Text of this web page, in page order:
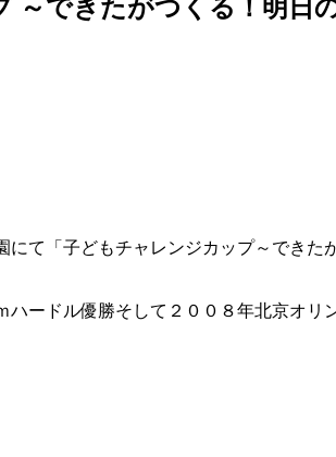
～できたがつくる！明日
にて「子どもチャレンジカップ～でき
ハードル優勝そして２００８年北京オ